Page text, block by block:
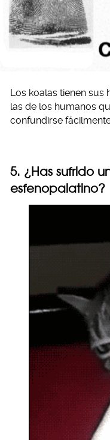
Los koalas tienen sus
las de los humanos
confundirse
5. ¿Has sufrido
esfenopalatino?